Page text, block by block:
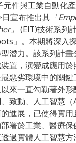
元件與工業自動化
日宣布推出其 「
」 (EIT)技術系列
」 。本期將深入
潛力。該系列計畫
置，演變成應用於
惡劣環境中的關鍵
來一直勾勒著外形
致動、人工智慧
進展，已使得實用
署於工業、醫療保
過實體人工智慧